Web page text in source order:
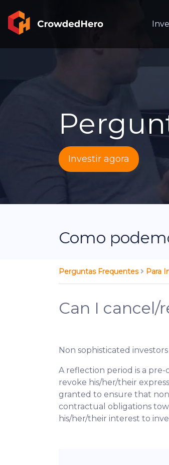
Investir agora
Como
Perguntas Frequentes Para
Can I cancel/
Non sophisticated
A reflection period is a
revoke his/her/their
granted to ensure that
contractual obligations
his/her/their interest to